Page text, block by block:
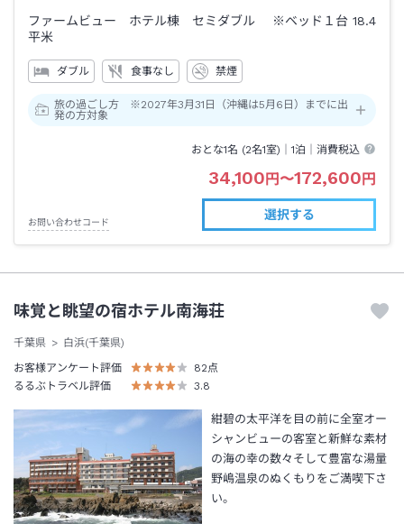
ファームビュー ホテル棟 セミダブル ※ベッド１台 18.4
平米
ダブル 食事なし 禁煙
旅の過ごし方 ※2027年3月31日（沖縄は5月6日）までに出
発の方対象
おとな1名 (2名1室)｜1泊 ｜消費税込
34,100円〜172,600円
お問い合わせコード
選択する
味覚と眺望の宿ホテル南海荘
千葉県
白浜(千葉県)
お客様アンケート評価
82点
るるぶトラベル評価
3.8
紺碧の太平洋を目の前に全室オー
シャンビューの客室と新鮮な素材
の海の幸の数々そして豊富な湯量
野嶋温泉のぬくもりをご満喫下さ
い。